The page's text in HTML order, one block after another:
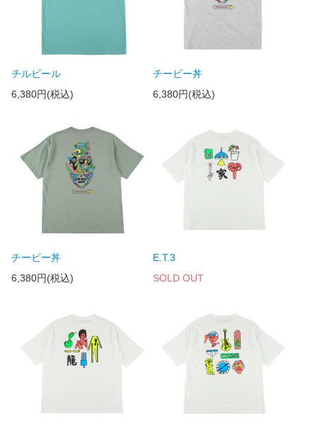
チルビール
6,380円(税込)
チービー丼
6,380円(税込)
チービー丼
6,380円(税込)
E.T.3
SOLD OUT